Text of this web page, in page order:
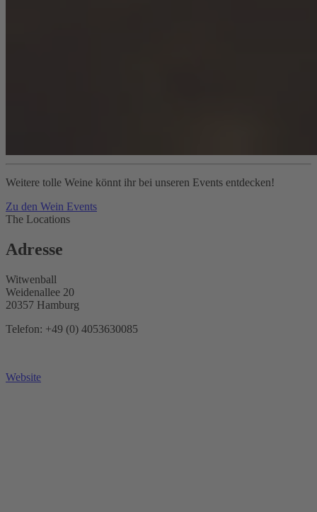
Weitere tolle Weine könnt ihr bei unseren Events entdecken!
Zu den Wein Events
The Locations
Adresse
Witwenball
Weidenallee 20
20357 Hamburg
Telefon: +49 (0) 4053630085
Website